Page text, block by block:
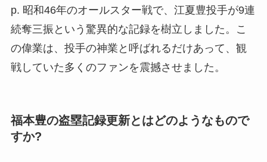
p. 昭和46年のオールスター戦で、江夏豊投手が9連
続奪三振という驚異的な記録を樹立しました。こ
の偉業は、投手の神業と呼ばれるだけあって、観
戦していた多くのファンを震撼させました。
福本豊の盗塁記録更新とはどのようなもので
すか?